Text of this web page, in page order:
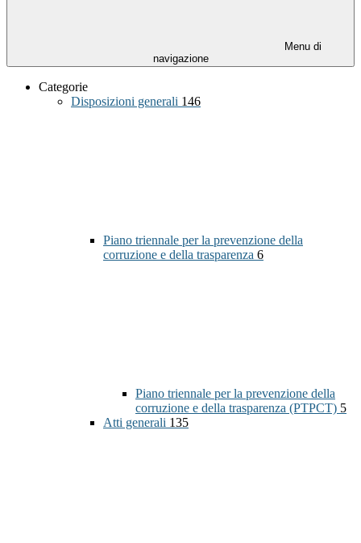
Menu di
navigazione
Categorie
Disposizioni generali 146
Piano triennale per la prevenzione della
corruzione e della trasparenza 6
Piano triennale per la prevenzione della
corruzione e della trasparenza (PTPCT) 5
Atti generali 135